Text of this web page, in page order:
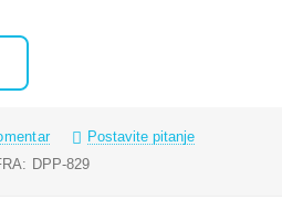
Postavite pitanje
DPP-829